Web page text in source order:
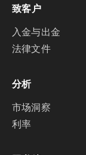
致客户
入金与出金
法律文件
分析
市场洞察
利率